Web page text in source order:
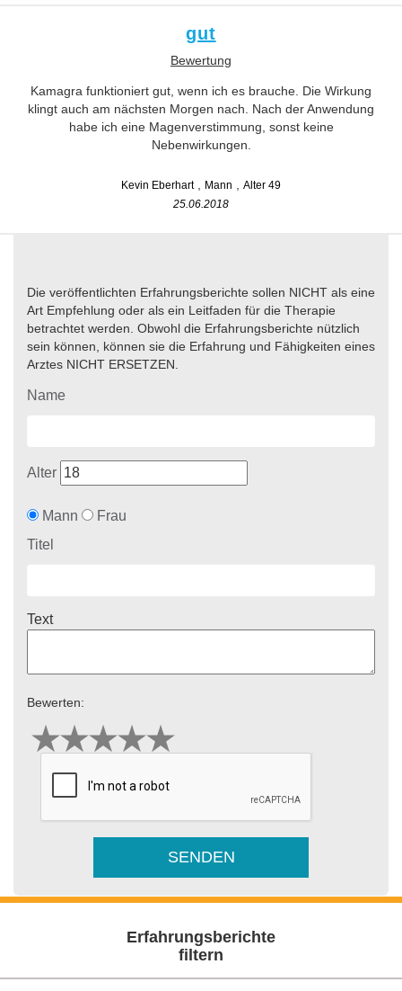
gut
Bewertung
Kamagra funktioniert gut, wenn ich es brauche. Die Wirkung
klingt auch am nächsten Morgen nach. Nach der Anwendung
habe ich eine Magenverstimmung, sonst keine
Nebenwirkungen.
Kevin Eberhart Mann
Alter 49
25.06.2018
Die veröffentlichten Erfahrungsberichte sollen NICHT als eine
Art Empfehlung oder als ein Leitfaden für die Therapie
betrachtet werden. Obwohl die Erfahrungsberichte nützlich
sein können, können sie die Erfahrung und Fähigkeiten eines
Arztes NICHT ERSETZEN.
Name
Alter
Mann
Frau
Titel
Text
Bewerten:
Erfahrungsberichte
filtern